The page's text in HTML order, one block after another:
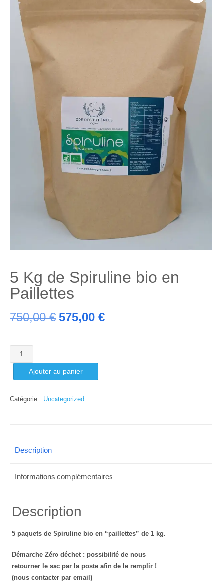
5 Kg de Spiruline bio en
Paillettes
750,00€ Le
était :
750,00 €.
575,00 €Le
quantité
de
de
Ajouter au panier
Catégorie : Uncategorized
Description
Informations complémentaires
Description
5 paquets de Spiruline bio en “paillettes” de 1 kg.
Démarche Zéro déchet : possibilité de nous
retourner le sac par la poste afin de le remplir !
(nous contacter par email)